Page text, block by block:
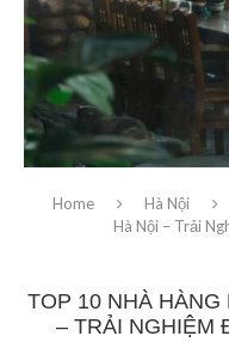
Home Hà Nội
Hà Nội – Trải
TOP 10 NHÀ
– TRẢI NGHIỆM